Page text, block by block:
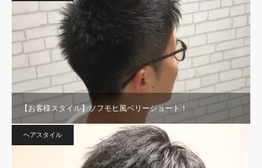
【お客様スタイル】ソフモヒ風ベリーショート！
ヘアスタイル